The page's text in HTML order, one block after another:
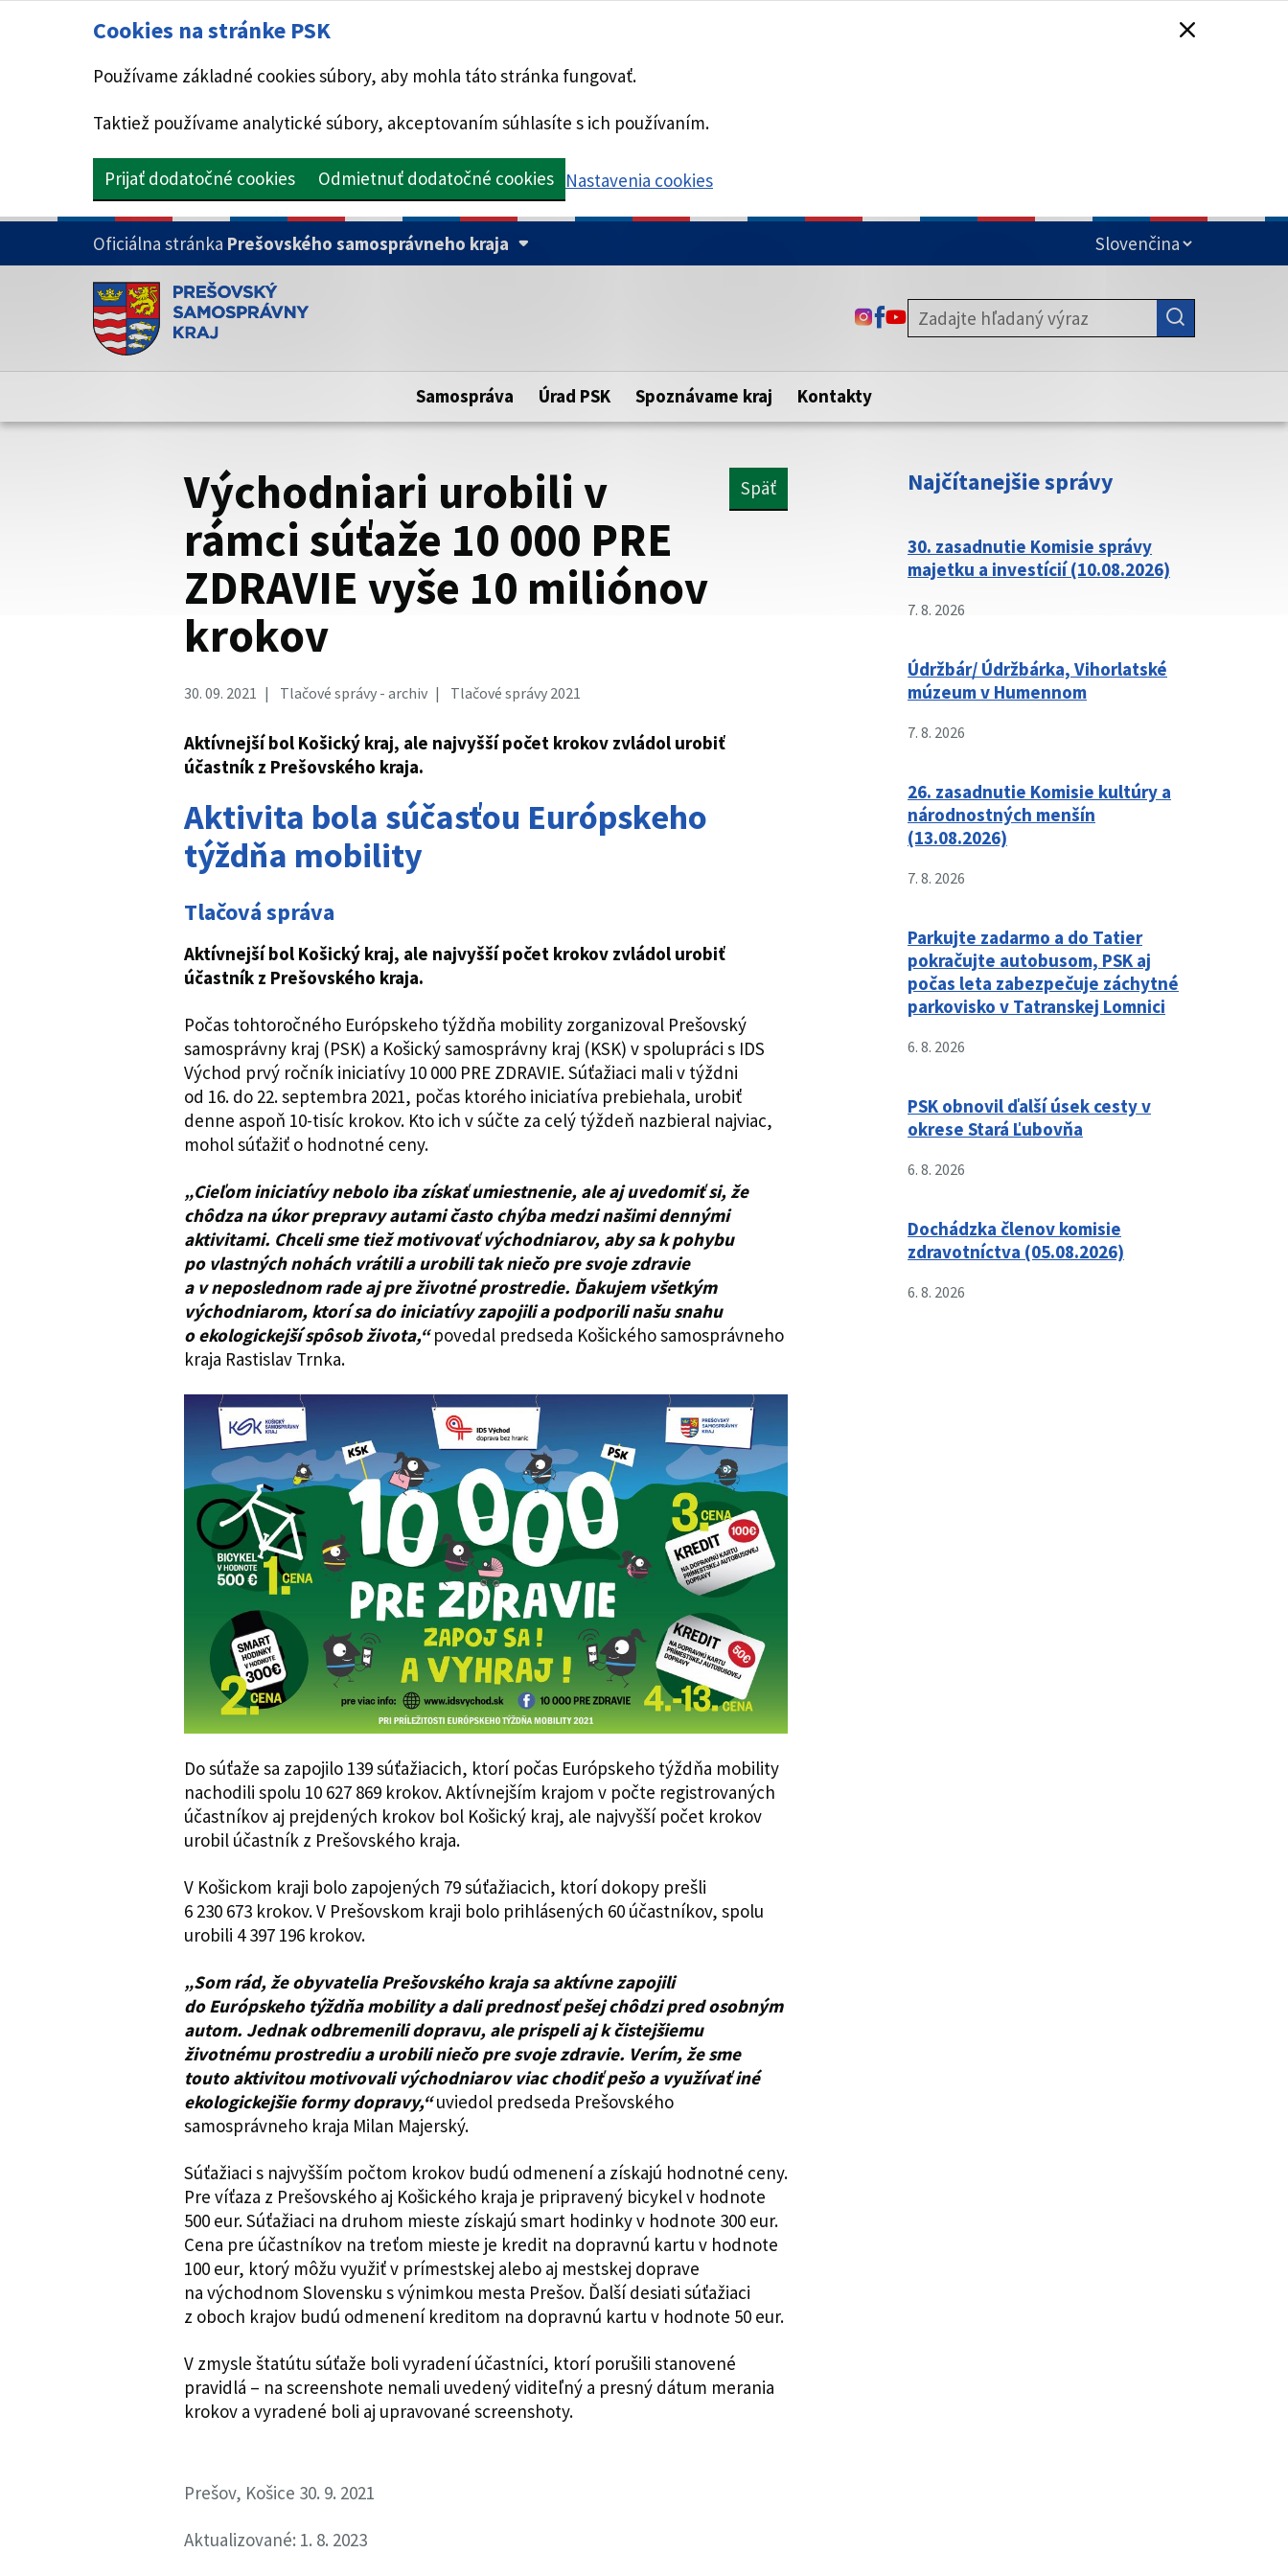
Cookies na stránke PSK
Používame základné cookies súbory, aby mohla táto stránka fungovať.
Taktiež používame analytické súbory, akceptovaním súhlasíte s ich používaním.
Prijať dodatočné cookies Odmietnuť dodatočné cookies Nastavenia cookies
PRESKOČIŤ NA HLAVNÝ OBSAH
Oficiálna stránka Prešovského samosprávneho kraja
Doména psk.sk je oficiálna
Toto je oficiálna webová stránka Prešovského samosprávneho kraja.
Táto stránka je zabezpečená
zabezpečenú webovú stránku. Zabezpečená stránka vždy začína
https:// pred názvom domény webového sídla.
ODKAZ SA OTVORÍ NA NOVEJ KARTE
ODKAZ SA OTVORÍ NA NOVEJ KARTE
ODKAZ SA OTVORÍ NA NOVEJ KARTE
Samospráva Úrad PSK Spoznávame kraj Kontakty
Východniari urobili v
rámci súťaže 10 000 PRE
ZDRAVIE vyše 10 miliónov
krokov
Späť
30. 09. 2021 Tlačové správy - archiv Tlačové správy 2021
Aktívnejší bol Košický kraj, ale najvyšší počet krokov zvládol urobiť
účastník z Prešovského kraja.
Aktivita bola súčasťou Európskeho
týždňa mobility
Tlačová správa
Aktívnejší bol Košický kraj, ale najvyšší počet krokov zvládol urobiť
účastník z Prešovského kraja.
Počas tohtoročného Európskeho týždňa mobility zorganizoval Prešovský
samosprávny kraj (PSK) a Košický samosprávny kraj (KSK) v spolupráci s IDS
Východ prvý ročník iniciatívy 10 000 PRE ZDRAVIE. Súťažiaci mali v týždni
od 16. do 22. septembra 2021, počas ktorého iniciatíva prebiehala, urobiť
denne aspoň 10-tisíc krokov. Kto ich v súčte za celý týždeň nazbieral najviac,
mohol súťažiť o hodnotné ceny.
„Cieľom iniciatívy nebolo iba získať umiestnenie, ale aj uvedomiť si, že
chôdza na úkor prepravy autami často chýba medzi našimi dennými
aktivitami. Chceli sme tiež motivovať východniarov, aby sa k pohybu
po vlastných nohách vrátili a urobili tak niečo pre svoje zdravie
a v neposlednom rade aj pre životné prostredie. Ďakujem všetkým
východniarom, ktorí sa do iniciatívy zapojili a podporili našu snahu
o ekologickejší spôsob života,“povedal predseda Košického samosprávneho
kraja Rastislav Trnka.
Do súťaže sa zapojilo 139 súťažiacich, ktorí počas Európskeho týždňa mobility
nachodili spolu 10 627 869 krokov. Aktívnejším krajom v počte registrovaných
účastníkov aj prejdených krokov bol Košický kraj, ale najvyšší počet krokov
urobil účastník z Prešovského kraja.
V Košickom kraji bolo zapojených 79 súťažiacich, ktorí dokopy prešli
6 230 673 krokov. V Prešovskom kraji bolo prihlásených 60 účastníkov, spolu
urobili 4 397 196 krokov.
„Som rád, že obyvatelia Prešovského kraja sa aktívne zapojili
do Európskeho týždňa mobility a dali prednosť pešej chôdzi pred osobným
autom. Jednak odbremenili dopravu, ale prispeli aj k čistejšiemu
životnému prostrediu a urobili niečo pre svoje zdravie. Verím, že sme
touto aktivitou motivovali východniarov viac chodiť pešo a využívať iné
ekologickejšie formy dopravy,“uviedol predseda Prešovského
samosprávneho kraja Milan Majerský.
Súťažiaci s najvyšším počtom krokov budú odmenení a získajú hodnotné ceny.
Pre víťaza z Prešovského aj Košického kraja je pripravený bicykel v hodnote
500 eur. Súťažiaci na druhom mieste získajú smart hodinky v hodnote 300 eur.
Cena pre účastníkov na treťom mieste je kredit na dopravnú kartu v hodnote
100 eur, ktorý môžu využiť v prímestskej alebo aj mestskej doprave
na východnom Slovensku s výnimkou mesta Prešov. Ďalší desiati súťažiaci
z oboch krajov budú odmenení kreditom na dopravnú kartu v hodnote 50 eur.
V zmysle štatútu súťaže boli vyradení účastníci, ktorí porušili stanovené
pravidlá – na screenshote nemali uvedený viditeľný a presný dátum merania
krokov a vyradené boli aj upravované screenshoty.
Prešov, Košice 30. 9. 2021
Aktualizované: 1. 8. 2023
Najčítanejšie správy
30. zasadnutie Komisie správy
majetku a investícií (10.08.2026)
7. 8. 2026
Údržbár/ Údržbárka, Vihorlatské
múzeum v Humennom
7. 8. 2026
26. zasadnutie Komisie kultúry a
národnostných menšín
(13.08.2026)
7. 8. 2026
Parkujte zadarmo a do Tatier
pokračujte autobusom, PSK aj
počas leta zabezpečuje záchytné
parkovisko v Tatranskej Lomnici
6. 8. 2026
PSK obnovil ďalší úsek cesty v
okrese Stará Ľubovňa
6. 8. 2026
Dochádzka členov komisie
zdravotníctva (05.08.2026)
6. 8. 2026